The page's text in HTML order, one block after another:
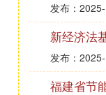
发布：
新经济法
发布：
福建省节